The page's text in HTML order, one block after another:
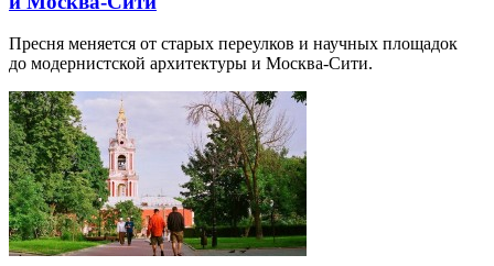
Пресня меняется от старых переулков и научных площадок
до модернистской архитектуры и Москва-Сити.